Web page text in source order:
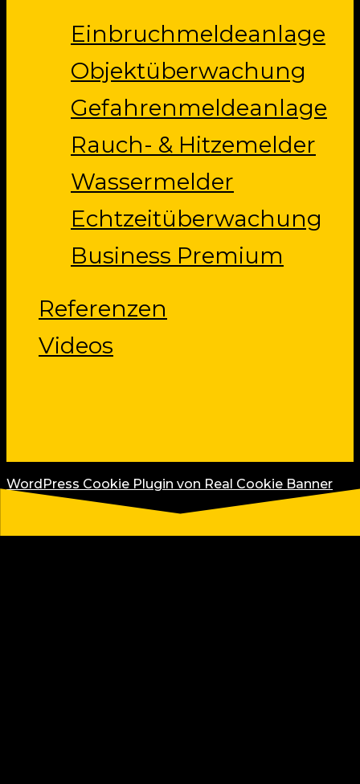
Einbruchmeldeanlage
Objektüberwachung
Gefahrenmeldeanlage
Rauch- & Hitzemelder
Wassermelder
Echtzeitüberwachung
Business Premium
Referenzen
Videos
WordPress Cookie Plugin von Real Cookie Banner